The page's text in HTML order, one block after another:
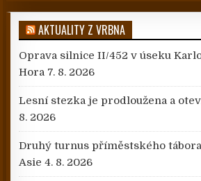
AKTUALITY Z VRBNA
Oprava silnice II/452 v úseku
Hora 7. 8. 2026
Lesní stezka je prodloužena a
8. 2026
Druhý turnus příměstského
Asie 4. 8. 2026